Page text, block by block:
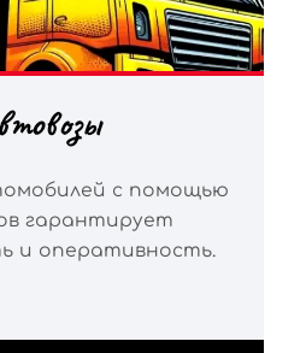
с помощью
гарантирует
и оперативность.